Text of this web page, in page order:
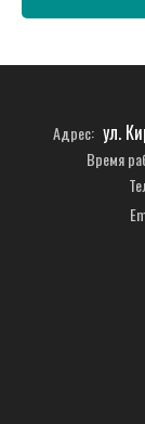
Адрес: ул.
Время